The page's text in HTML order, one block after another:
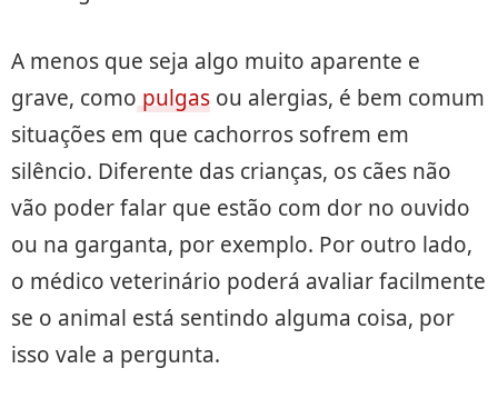
A menos que seja algo muito aparente e
grave, como pulgas ou alergias, é bem comum
situações em que cachorros sofrem em
silêncio. Diferente das crianças, os cães não
vão poder falar que estão com dor no ouvido
ou na garganta, por exemplo. Por outro lado,
o médico veterinário poderá avaliar facilmente
se o animal está sentindo alguma coisa, por
isso vale a pergunta.